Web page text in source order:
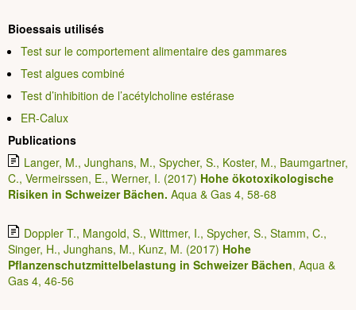
Bioessais utilisés
Test sur le comportement alimentaire des gammares
Test algues combiné
Test d’inhibition de l’acétylcholine estérase
ER-Calux
Publications
Langer, M., Junghans, M., Spycher, S., Koster, M., Baumgartner,
C., Vermeirssen, E., Werner, I. (2017) Hohe ökotoxikologische
Risiken in Schweizer Bächen. Aqua & Gas 4, 58-68
Doppler T., Mangold, S., Wittmer, I., Spycher, S., Stamm, C.,
Singer, H., Junghans, M., Kunz, M. (2017) Hohe
Pflanzenschutzmittelbelastung in Schweizer Bächen, Aqua &
Gas 4, 46-56